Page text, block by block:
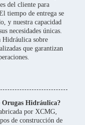
del cliente para
tiempo de entrega se
y nuestra capacidad
necesidades únicas.
Hidráulica sobre
que garantizan
Orugas Hidráulica?
por XCMG,
de construcción de